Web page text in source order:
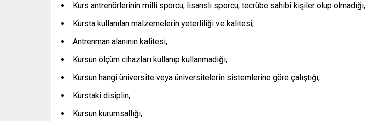
Kurs antrenörlerinin milli sporcu, lisanslı sporcu, tecrübe sahibi kişiler olup olmadığı,
Kursta kullanılan malzemelerin yeterliliği ve kalitesi,
Antrenman alanının kalitesi,
Kursun ölçüm cihazları kullanıp kullanmadığı,
Kursun hangi üniversite veya üniversitelerin sistemlerine göre çalıştığı,
Kurstaki disiplin,
Kursun kurumsallığı,